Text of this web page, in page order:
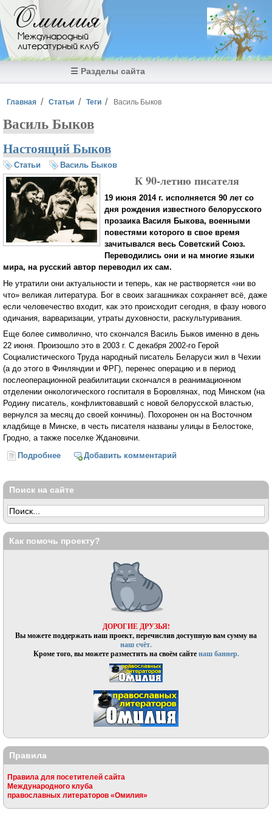
Перейти к основному содержанию
Омилия
Международный
литературный клуб
☰ Разделы сайта
Вы здесь
Главная Статьи Теги Василь Быков
Василь Быков
Настоящий Быков
Статьи Василь Быков
К 90-летию писателя
19 июня 2014 г. исполняется 90 лет со
дня рождения известного белорусского
прозаика Василя Быкова, военными
повестями которого в свое время
зачитывался весь Советский Союз.
Переводились они и на многие языки
мира, на русский автор переводил их сам.
Не утратили они актуальности и теперь, как не растворяется «ни во
что» великая литература. Бог в своих загашниках сохраняет всё, даже
если человечество входит, как это происходит сегодня, в фазу нового
одичания, варваризации, утраты духовности, раскультуривания.
Еще более символично, что скончался Василь Быков именно в день
22 июня. Произошло это в 2003 г. С декабря 2002-го Герой
Социалистического Труда народный писатель Беларуси жил в Чехии
(а до этого в Финляндии и ФРГ), перенес операцию и в период
послеоперационной реабилитации скончался в реанимационном
отделении онкологического госпиталя в Боровлянах, под Минском (на
Родину писатель, конфликтовавший с новой белорусской властью,
вернулся за месяц до своей кончины). Похоронен он на Восточном
кладбище в Минске, в честь писателя названы улицы в Белостоке,
Гродно, а также поселке Ждановичи.
Подробнее о Настоящий Быков
Добавить комментарий
Поиск на сайте
Как помочь проекту?
ДОРОГИЕ ДРУЗЬЯ!
Вы можете поддержать наш проект, перечислив доступную вам сумму на
наш счёт.
Кроме того, вы можете разместить на своём сайтенаш баннер.
Правила
Правила для посетителей сайта
Международного клуба
православных литераторов «Омилия»